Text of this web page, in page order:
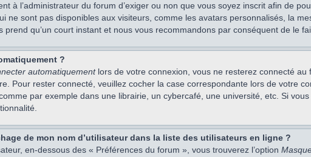
à l’administrateur du forum d’exiger ou non que vous soyez inscrit afin de
ne sont pas disponibles aux visiteurs, comme les avatars personnalisés, la
prend qu’un court instant et nous vous recommandons par conséquent de le
?
automatiquementlors de votre connexion, vous ne resterez connecté au
Pour rester connecté, veuillez cocher la case correspondante lors de votre
par exemple dans une librairie, un cybercafé, une université, etc. Si
de mon nom d’utilisateur dans la liste des utilisateurs en ligne ?
en-dessous des « Préférences du forum », vous trouverez l’option